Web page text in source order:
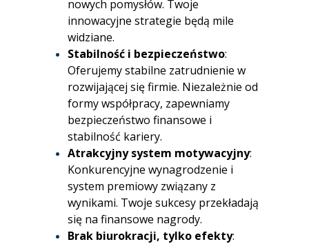
nowych pomysłów. Twoje
innowacyjne strategie będą mile
widziane.
Stabilność i bezpieczeństwo:
Oferujemy stabilne zatrudnienie w
rozwijającej się firmie. Niezależnie od
formy współpracy, zapewniamy
bezpieczeństwo finansowe i
stabilność kariery.
Atrakcyjny system motywacyjny:
Konkurencyjne wynagrodzenie i
system premiowy związany z
wynikami. Twoje sukcesy przekładają
się na finansowe nagrody.
Brak biurokracji, tylko efekty: